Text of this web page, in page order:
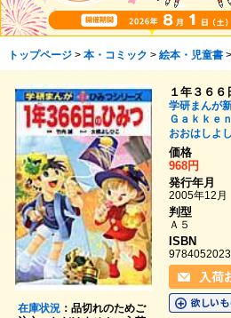
トップページ> 本・コミック > 絵本・児童書>
在庫状況：品切れのためご
１年３６６
学研まんが
Ｇａｋｋｅｎ
おおはしよ
価格
968円
発行年月
2005年12月
判型
Ａ５
ISBN